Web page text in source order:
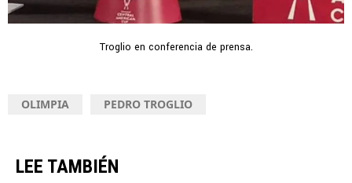
Troglio en conferencia de prensa.
OLIMPIA PEDRO TROGLIO
LEE TAMBIÉN